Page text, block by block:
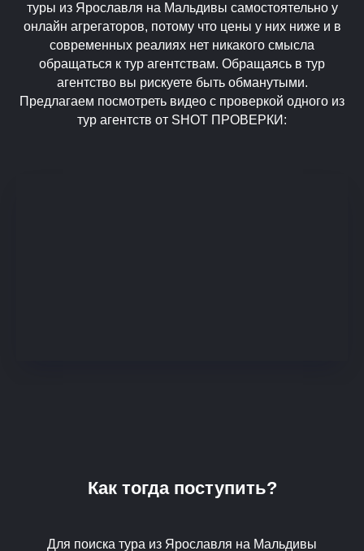
туры из Ярославля на Мальдивы самостоятельно у
онлайн агрегаторов, потому что цены у них ниже и в
современных реалиях нет никакого смысла
обращаться к тур агентствам. Обращаясь в тур
агентство вы рискуете быть обманутыми.
Предлагаем посмотреть видео с проверкой одного из
тур агентств от SHOT ПРОВЕРКИ:
Как тогда поступить?
Для поиска тура из Ярославля на Мальдивы